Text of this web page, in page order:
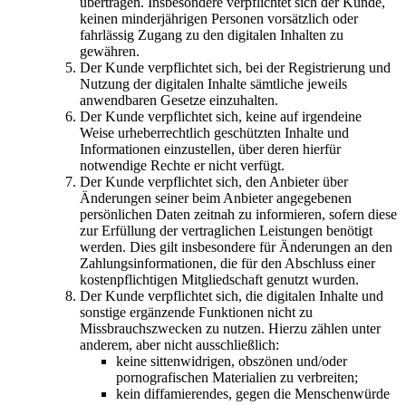
keinen minderjährigen Personen vorsätzlich oder
fahrlässig Zugang zu den digitalen Inhalten zu
gewähren.
Der Kunde verpflichtet sich, bei der Registrierung und
Nutzung der digitalen Inhalte sämtliche jeweils
anwendbaren Gesetze einzuhalten.
Der Kunde verpflichtet sich, keine auf irgendeine
Weise urheberrechtlich geschützten Inhalte und
Informationen einzustellen, über deren hierfür
notwendige Rechte er nicht verfügt.
Der Kunde verpflichtet sich, den Anbieter über
Änderungen seiner beim Anbieter angegebenen
persönlichen Daten zeitnah zu informieren, sofern diese
zur Erfüllung der vertraglichen Leistungen benötigt
werden. Dies gilt insbesondere für Änderungen an den
Zahlungsinformationen, die für den Abschluss einer
kostenpflichtigen Mitgliedschaft genutzt wurden.
Der Kunde verpflichtet sich, die digitalen Inhalte und
sonstige ergänzende Funktionen nicht zu
Missbrauchszwecken zu nutzen. Hierzu zählen unter
anderem, aber nicht ausschließlich:
keine sittenwidrigen, obszönen und/oder
pornografischen Materialien zu verbreiten;
kein diffamierendes, gegen die Menschenwürde